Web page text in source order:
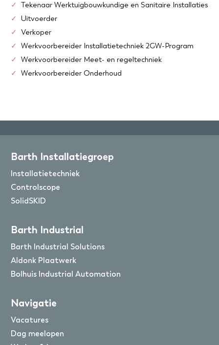
Tekenaar Werktuigbouwkundige en Sanitaire Installaties
Uitvoerder
Verkoper
Werkvoorbereider Installatietechniek 2GW-Program
Werkvoorbereider Meet- en regeltechniek
Werkvoorbereider Onderhoud
Barth Installatiegroep
Installatietechniek
Controlscope
SolidSKID
Barth Industrial
Barth Industrial Solutions
Aldonk Plaatwerk
Bolhuis Industrial Automation
Navigatie
Vacatures
Dag meelopen